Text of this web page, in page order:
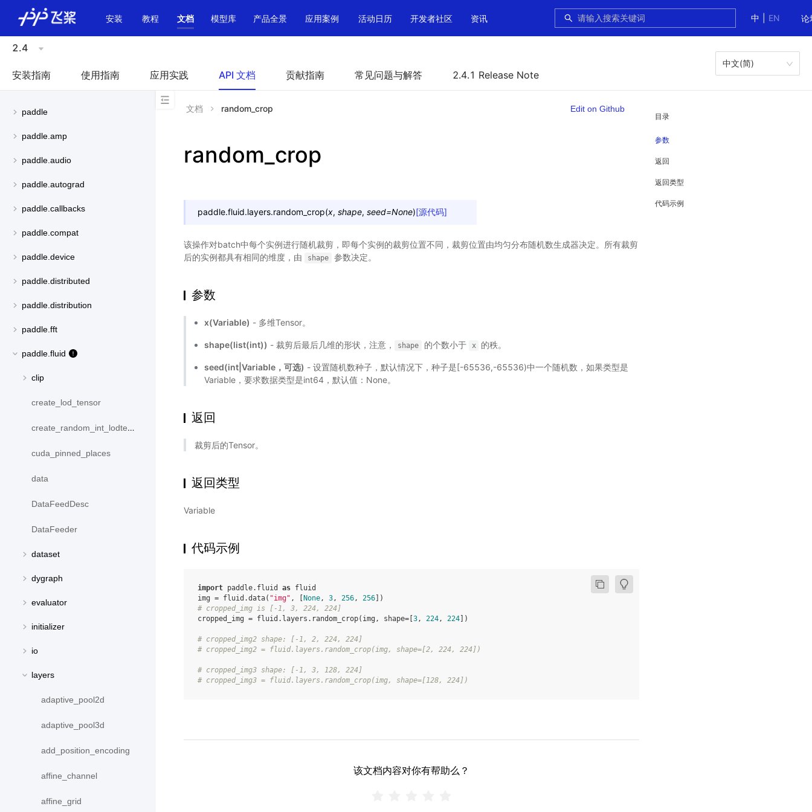
中
EN 论
安装 教程 文档 模型库 产品全景 应用案例 活动日历 开发者社区 资讯
2.4
安装指南 使用指南 应用实践 API 文档 贡献指南 常见问题与解答 2.4.1 Release Note
中文(简)
paddle
paddle.amp
paddle.audio
paddle.autograd
paddle.callbacks
paddle.compat
paddle.device
paddle.distributed
paddle.distribution
paddle.fft
paddle.fluid
clip
create_lod_tensor
create_random_int_lodtensor
cuda_pinned_places
data
DataFeedDesc
DataFeeder
dataset
dygraph
evaluator
initializer
io
layers
adaptive_pool2d
adaptive_pool3d
add_position_encoding
affine_channel
affine_grid
目录
参数
返回
返回类型
代码示例
文档 random_crop Edit on Github
random_crop
paddle.fluid.layers.random_crop(x, shape, seed=None)[源代码]
该操作对batch中每个实例进行随机裁剪，即每个实例的裁剪位置不同，裁剪位置由均匀分布随机数生成器决定。所有裁剪
后的实例都具有相同的维度，由
shape 参数决定。
参数
x(Variable) - 多维Tensor。
shape(list(int)) - 裁剪后最后几维的形状，注意， shape 的个数小于 x 的秩。
seed(int|Variable，可选) - 设置随机数种子，默认情况下，种子是[-65536,-65536)中一个随机数，如果类型是
Variable，要求数据类型是int64，默认值：None。
返回
裁剪后的Tensor。
返回类型
Variable
代码示例
import paddle.fluid as fluid
img = fluid .data( "img" , None, 3, 256, 256 ])
# cropped_img is [-1, 3, 224, 224]
cropped_img = fluid . layers . random_crop( img , shape= 3, 224, 224 ])
# cropped_img2 shape: [-1, 2, 224, 224]
# cropped_img2 = fluid.layers.random_crop(img, shape=[2, 224, 224])
# cropped_img3 shape: [-1, 3, 128, 224]
# cropped_img3 = fluid.layers.random_crop(img, shape=[128, 224])
该文档内容对你有帮助么？